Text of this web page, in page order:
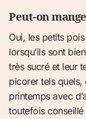
Peut-on
Oui, les petits
lorsqu’ils sont
très sucré et leur
picorer tels quels,
printemps avec
toutefois